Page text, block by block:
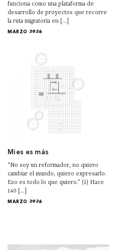
funciona como una plataforma de
desarrollo de proyectos que recorre
la ruta migratoria en [...]
MARZO 2026
Mies es más
“No soy un reformador, no quiero
cambiar el mundo, quiero expresarlo.
Eso es todo lo que quiero.” (1) Hace
140 [...]
MARZO 2026